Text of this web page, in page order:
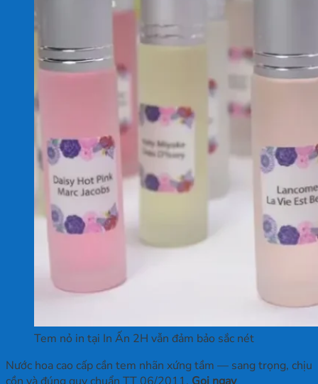
Tem nỏ in tại In Ấn 2H vẫn đảm bảo sắc nét
Nước hoa cao cấp cần tem nhãn xứng tầm — sang trọng, chịu